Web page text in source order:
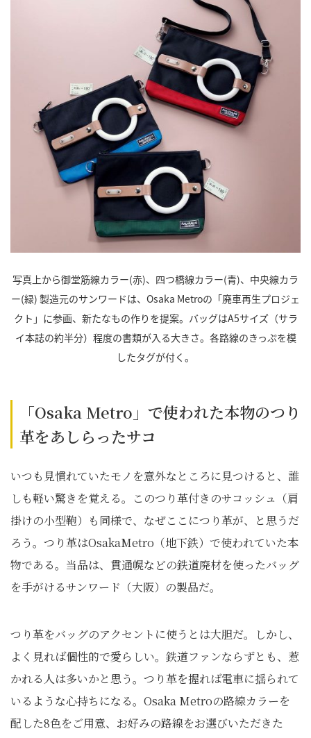
写真上から御堂筋線カラー(赤)、四つ橋線カラー(青)、中央線カラ
ー(緑) 製造元のサンワードは、Osaka Metroの「廃車再生プロジェ
クト」に参画、新たなもの作りを提案。バッグはA5サイズ（サラ
イ本誌の約半分）程度の書類が入る大きさ。各路線のきっぷを模
したタグが付く。
「Osaka Metro」で使われた本物のつり
革をあしらったサコ
いつも見慣れていたモノを意外なところに見つけると、誰
しも軽い驚きを覚える。このつり革付きのサコッシュ（肩
掛けの小型鞄）も同様で、なぜここにつり革が、と思うだ
ろう。つり革はOsakaMetro（地下鉄）で使われていた本
物である。当品は、貫通幌などの鉄道廃材を使ったバッグ
を手がけるサンワード（大阪）の製品だ。
つり革をバッグのアクセントに使うとは大胆だ。しかし、
よく見れば個性的で愛らしい。鉄道ファンならずとも、惹
かれる人は多いかと思う。つり革を握れば電車に揺られて
いるような心持ちになる。Osaka Metroの路線カラーを
配した8色をご用意、お好みの路線をお選びいただきた